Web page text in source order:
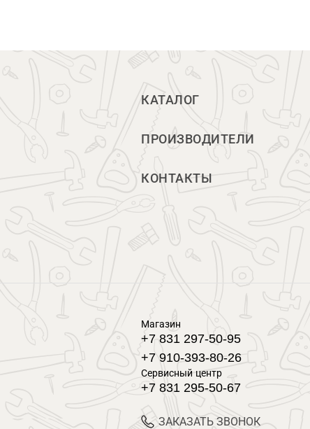
КАТАЛОГ
ПРОИЗВОДИТЕЛИ
КОНТАКТЫ
Магазин
+7 831 297-50-95
+7 910-393-80-26
Сервисный центр
+7 831 295-50-67
ЗАКАЗАТЬ ЗВОНОК